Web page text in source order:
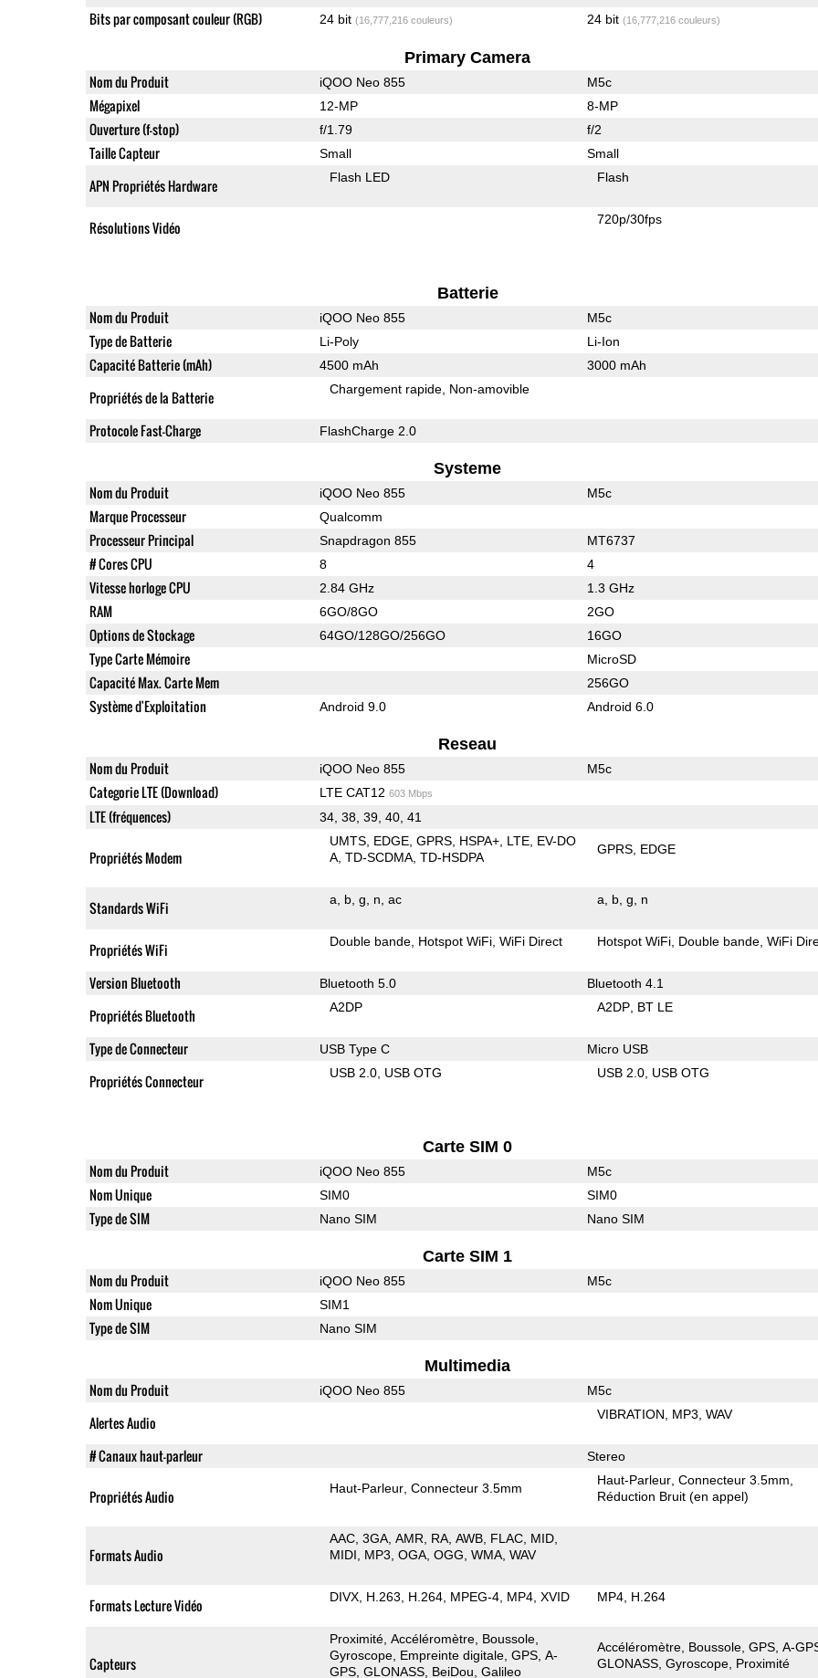
Bits par composant couleur (RGB) 24 bit (16,777,216 couleurs) 24 bit (16,777,216 couleurs)
Primary Camera
Nom du Produit iQOO Neo 855 M5c
Mégapixel 12-MP 8-MP
Ouverture (f-stop) f/1.79 f/2
Taille Capteur Small Small
APN Propriétés Hardware Flash LED Flash
Résolutions Vidéo 720p/30fps
Batterie
Nom du Produit iQOO Neo 855 M5c
Type de Batterie Li-Poly Li-Ion
Capacité Batterie (mAh) 4500 mAh 3000 mAh
Propriétés de la Batterie Chargement rapide Non-amovible
Protocole Fast-Charge FlashCharge 2.0
Systeme
Nom du Produit iQOO Neo 855 M5c
Marque Processeur Qualcomm
Processeur Principal Snapdragon 855 MT6737
# Cores CPU 8 4
Vitesse horloge CPU 2.84 GHz 1.3 GHz
RAM 6GO/8GO 2GO
Options de Stockage 64GO/128GO/256GO 16GO
Type Carte Mémoire MicroSD
Capacité Max. Carte Mem 256GO
Système d'Exploitation Android 9.0 Android 6.0
Reseau
Nom du Produit iQOO Neo 855 M5c
Categorie LTE (Download) LTE CAT12 603 Mbps
LTE (fréquences) 34, 38, 39, 40, 41
Propriétés Modem
UMTS EDGE GPRS HSPA+ LTE EV-DO
A TD-SCDMA TD-HSDPA
GPRS EDGE
Standards WiFi a b g n ac a b g n
Propriétés WiFi Double bande Hotspot WiFi WiFi Direct Hotspot WiFi Double bande WiFi
Version Bluetooth Bluetooth 5.0 Bluetooth 4.1
Propriétés Bluetooth A2DP A2DP BT LE
Type de Connecteur USB Type C Micro USB
Propriétés Connecteur USB 2.0 USB OTG USB 2.0 USB OTG
Carte SIM 0
Nom du Produit iQOO Neo 855 M5c
Nom Unique SIM0 SIM0
Type de SIM Nano SIM Nano SIM
Carte SIM 1
Nom du Produit iQOO Neo 855 M5c
Nom Unique SIM1
Type de SIM Nano SIM
Multimedia
Nom du Produit iQOO Neo 855 M5c
Alertes Audio VIBRATION MP3 WAV
# Canaux haut-parleur Stereo
Propriétés Audio Haut-Parleur Connecteur 3.5mm
Haut-Parleur Connecteur 3.5mm
Réduction Bruit (en appel)
Formats Audio
AAC 3GA AMR RA AWB FLAC MID
MIDI
MP3 OGA OGG WMA WAV
Formats Lecture Vidéo DIVX H.263 H.264 MPEG-4 MP4 XVID MP4 H.264
Capteurs
Proximité Accéléromètre Boussole
Gyroscope Empreinte digitale GPS A-
GPS GLONASS BeiDou Galileo
Accéléromètre Boussole GPS A-
GLONASS Gyroscope Proximité